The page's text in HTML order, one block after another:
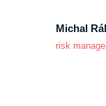
Michal
risk